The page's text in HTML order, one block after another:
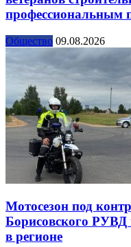
профессиональным
Общество 09.08.2026
Мотосезон под
Борисовского
в регионе